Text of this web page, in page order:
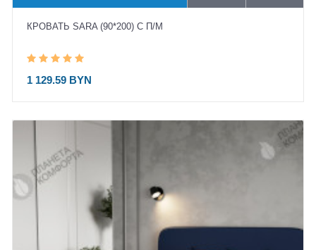
КРОВАТЬ SARA (90*200) С П/М
1 129.59 BYN